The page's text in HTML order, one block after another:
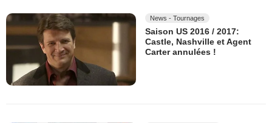
News - Tournages
Saison US 2016 / 2017:
Castle, Nashville et Agent
Carter annulées !